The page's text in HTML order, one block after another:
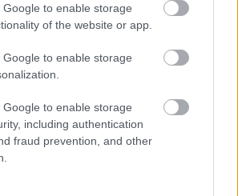
Google to enable storage
of the website or app.
Google to enable storage
Google to enable storage
including authentication
fraud prevention, and other
aktivitātes veselīgam
2025. gada 4. augusts 17:34:12 UTC
fitnesa aktivitātes var pārveidot
no apgrūtinājuma par
Ideāla vingrojumu rutīna
ar ilgtspējību, saglabājot
nodrošinot rezultātus.